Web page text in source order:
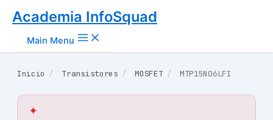
Academia InfoSquad
Main Menu
Inicio / Transistores / MOSFET / MTP15N06LFI
✦